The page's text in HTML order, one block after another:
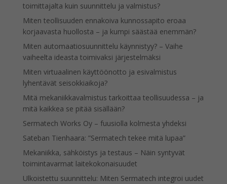
toimittajalta kuin suunnittelu ja valmistus?
Miten teollisuuden ennakoiva kunnossapito eroaa
korjaavasta huollosta – ja kumpi säästää enemmän?
Miten automaatiosuunnittelu käynnistyy? – Vaihe
vaiheelta ideasta toimivaksi järjestelmäksi
Miten virtuaalinen käyttöönotto ja esivalmistus
lyhentävät seisokkiaikoja?
Mitä mekaniikkavalmistus tarkoittaa teollisuudessa – ja
mitä kaikkea se pitää sisällään?
Sermatech Works Oy – fuusiolla kolmesta yhdeksi
Sateban Tienhaara: ”Sermatech tekee mitä lupaa”
Mekaniikka, sähköistys ja testaus – Näin syntyvät
toimintavarmat laitekokonaisuudet
Ulkoistettu suunnittelu: Miten Sermatech integroi uudet